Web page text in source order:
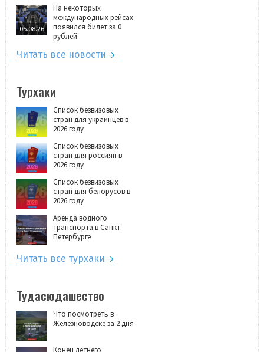
05.08.26
На некоторых
международных рейсах
появился билет за 0
рублей
Читать все новости
Турхаки
Список безвизовых
стран для украинцев в
2026 году
Список безвизовых
стран для россиян в
2026 году
Список безвизовых
стран для белорусов в
2026 году
Аренда водного
транспорта в Санкт-
Петербурге
Читать все турхаки
Тудасюдашество
Что посмотреть в
Железноводске за 2 дня
Конец летнего